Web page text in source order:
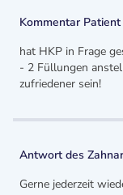
Kommentar
hat HKP in Frage
- 2 Füllungen
zufriedener sein!
Antwort des
Gerne jederzeit